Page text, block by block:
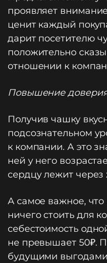
проявляет
ценит каждый
дарит посетителю
положительно
отношении к
Повышение
Получив чашку
подсознательном
к компании. А это
ней у него
сердцу лежит через
А самое важное, что
ничего стоить для
себестоимость
не превышает 50₽.
будущими